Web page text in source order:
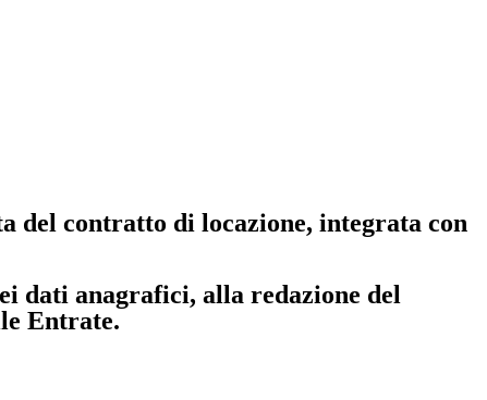
del contratto di locazione, integrata con
dati anagrafici, alla redazione del
Entrate.